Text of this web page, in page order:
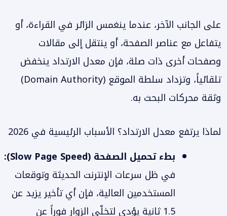
على الجانب الآخر، عندما ينغمس الزائر في القراءة، أو
يتفاعل مع عناصر الصفحة، أو ينتقل إلى مقالات
وصفحات أخرى ذات صلة، فإن معدل الارتداد ينخفض
تلقائياً، وتزداد سلطة الموقع (Domain Authority)
وثقة محركات البحث به.
لماذا يرتفع معدل الارتداد؟ الأسباب الرئيسية في 2026
بطء تحميل الصفحة (Slow Page Speed):
في ظل سرعات الإنترنت الحديثة وتوقعات
المستخدمين العالية، فإن أي تأخير يزيد عن
1.5 ثانية يؤدي لتخلّي الزوار فوراً عن